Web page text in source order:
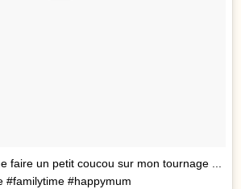
faire un petit coucou sur mon tournage ...
#familytime #happymum